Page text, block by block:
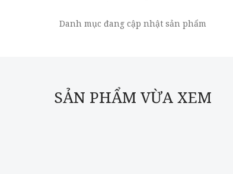
Danh mục đang cập nhật sản phẩm
SẢN PHẨM VỪA XEM